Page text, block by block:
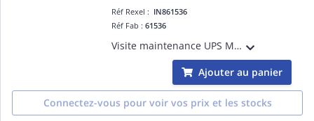
Réf Rexel : IN861536
Réf Fab :61536
Visite maintenance UPS MM < = 20k VA
Ajouter au panier
Connectez-vous pour voir vos prix et les stocks